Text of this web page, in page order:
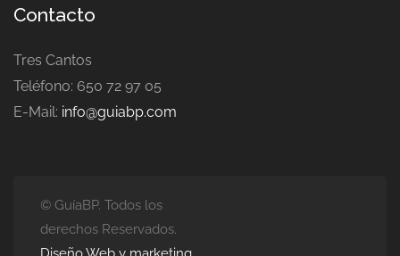
Contacto
Tres Cantos
Teléfono: 650 72 97 05
E-Mail: info@guiabp.com
© GuíaBP. Todos los
derechos Reservados.